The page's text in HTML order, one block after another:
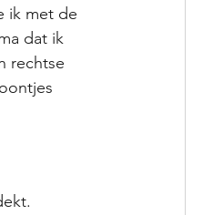
ik met de
dat ik
rechtse